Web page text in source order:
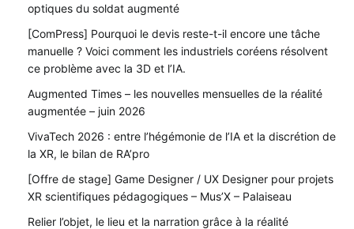
optiques du soldat augmenté
[ComPress] Pourquoi le devis reste-t-il encore une tâche
manuelle ? Voici comment les industriels coréens résolvent
ce problème avec la 3D et l’IA.
Augmented Times – les nouvelles mensuelles de la réalité
augmentée – juin 2026
VivaTech 2026 : entre l’hégémonie de l’IA et la discrétion de
la XR, le bilan de RA’pro
[Offre de stage] Game Designer / UX Designer pour projets
XR scientifiques pédagogiques – Mus’X – Palaiseau
Relier l’objet, le lieu et la narration grâce à la réalité